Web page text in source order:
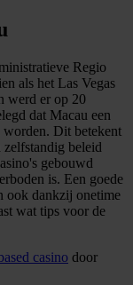
Regio
als het Las Vegas
werd er op 20
dat Macau een
Dit betekent
beleid
gebouwd
is. Een goede
ook dankzij onetime
wat tips voor de
casino door